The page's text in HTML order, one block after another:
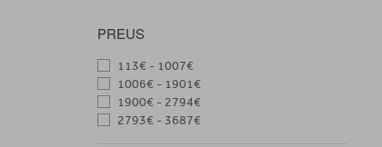
HOOVER
INDESIT
LG
LIEBHERR
NODOR
PREUS
113€ - 1007€
1006€ - 1901€
1900€ - 2794€
2793€ - 3687€